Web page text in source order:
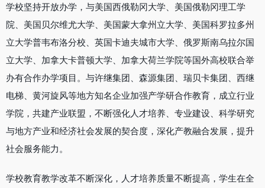
学校坚持开放办学，与美国西俄勒冈大学、美国俄勒冈理工学
院、美国贝尔维尤大学、美国蒙大拿州立大学、美国科罗拉多州
立大学普韦布洛分校、英国卡迪夫城市大学、俄罗斯南乌拉尔国
立大学、加拿大卡普顿大学、加拿大荷兰学院等国外高校联合举
办有合作办学项目。与许继集团、森源集团、瑞贝卡集团、西继
电梯、黄河旋风等地方知名企业加强产学研合作教育，成立行业
学院，共建产业联盟，不断强化人才培养、专业建设、科学研究
与地方产业和经济社会发展的契合度，深化产教融合发展，提升
社会服务能力。
学校教育教学改革不断深化，人才培养质量不断提高，学生在全